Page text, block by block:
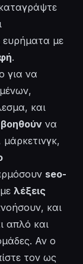
με
.
για να
και
βοηθούν να
seo-
με λέξεις
και
απλό και
Αν ο
τον ως